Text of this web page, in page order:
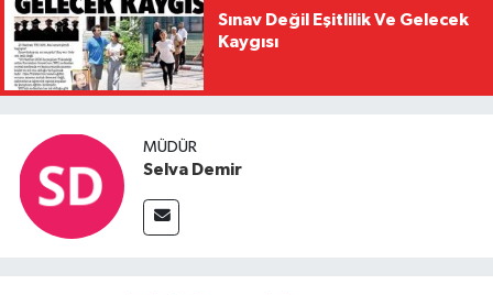
Sınav Değil Eşitlilik Ve Gelecek
Kaygısı
MÜDÜR
Selva Demir